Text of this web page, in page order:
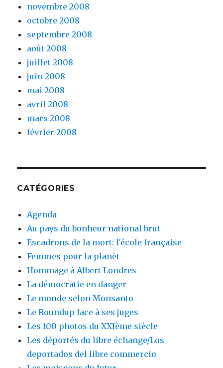
novembre 2008
octobre 2008
septembre 2008
août 2008
juillet 2008
juin 2008
mai 2008
avril 2008
mars 2008
février 2008
CATÉGORIES
Agenda
Au pays du bonheur national brut
Escadrons de la mort: l'école française
Femmes pour la planèt
Hommage à Albert Londres
La démocratie en danger
Le monde selon Monsanto
Le Roundup face à ses juges
Les 100 photos du XXIème siècle
Les déportés du libre échange/Los
deportados del libre commercio